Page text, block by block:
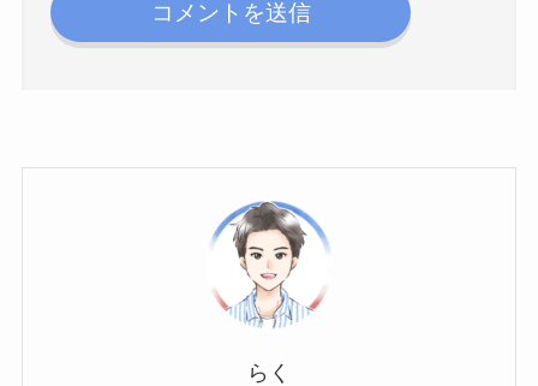
らく